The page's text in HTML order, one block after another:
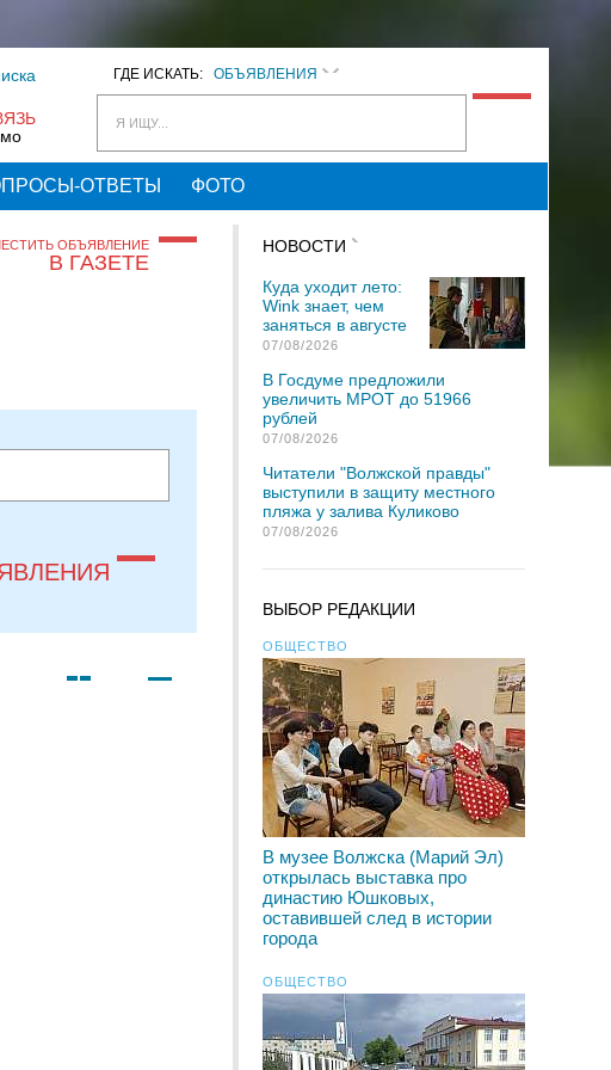
ГДЕ ИСКАТЬ: ОБЪЯВЛЕНИЯ
Я ИЩУ...
ОТВЕТЫ ФОТО
ОБЪЯВЛЕНИЕ
В ГАЗЕТЕ
НОВОСТИ
Куда уходит лето:
Wink знает, чем
заняться в августе
07/08/2026
В Госдуме предложили
увеличить МРОТ до 51966
рублей
07/08/2026
Читатели "Волжской правды"
выступили в защиту местного
пляжа у залива Куликово
07/08/2026
ВЫБОР РЕДАКЦИИ
ОБЩЕСТВО
В музее Волжска (Марий Эл)
открылась выставка про
династию Юшковых,
оставившей след в истории
города
ОБЩЕСТВО